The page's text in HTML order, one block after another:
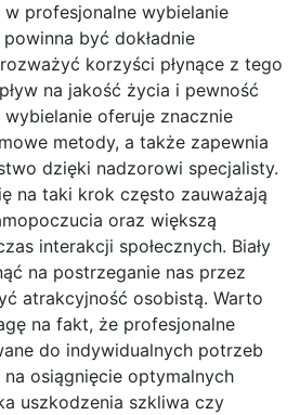
profesjonalne wybielanie
być dokładnie
korzyści płynące z tego
na jakość życia i pewność
wybielanie oferuje znacznie
metody, a także zapewnia
dzięki nadzorowi specjalisty.
na taki krok często zauważają
oraz większą
interakcji społecznych. Biały
na postrzeganie nas przez
atrakcyjność osobistą. Warto
na fakt, że profesjonalne
do indywidualnych potrzeb
osiągnięcie optymalnych
uszkodzenia szkliwa czy